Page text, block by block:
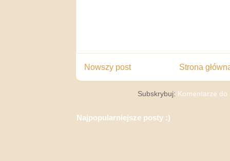
Nowszy post Strona
Subskrybuj: Komentarze do
Najpopularniejsze posty :)